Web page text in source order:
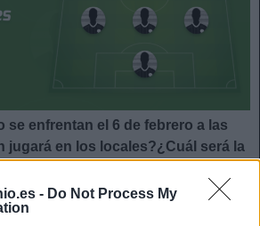
- Do Not Process My
se enfrentan el 6 de febrero a las
jugará en los locales?¿Cuál será la
del Barcelona-Atlético.